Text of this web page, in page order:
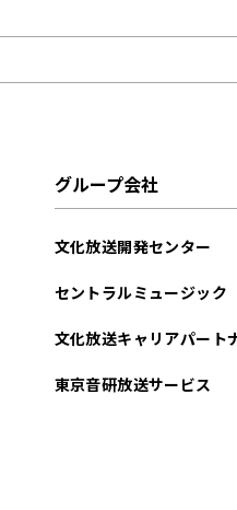
グループ会社
文化放送開発センター
セントラルミュージック
文化放送キャリアパート
東京音研放送サービス